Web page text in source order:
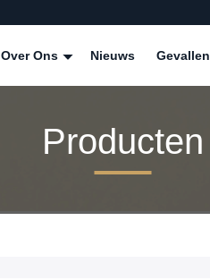
Over Ons Nieuws Gevallen
Producten